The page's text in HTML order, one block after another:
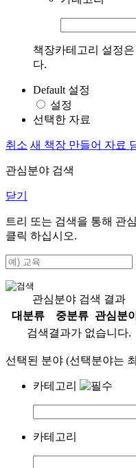
책장카테고리 설정
다.
Default 설정
설정
선택한 자료
취소 새 책장 만들어 자료
관심분야 검색
닫기
트리 또는 검색을 통해 관
클릭 하십시오.
관심분야 검색 결과
대분류
중분류
관심분
검색결과가 없습니다.
선택된 분야 (선택분야는
카테고리
카테고리